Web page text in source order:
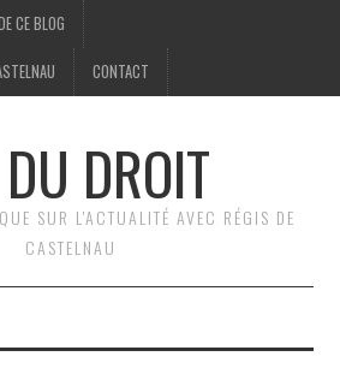
CE BLOG
CONTACT
DROIT
SUR L'ACTUALITÉ AVEC RÉGIS DE
CASTELNAU